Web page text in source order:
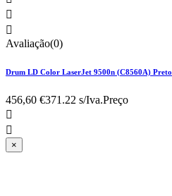


Avaliação(0)
Drum LD Color LaserJet 9500n (C8560A) Preto
456,60 €371.22 s/Iva.Preço


×